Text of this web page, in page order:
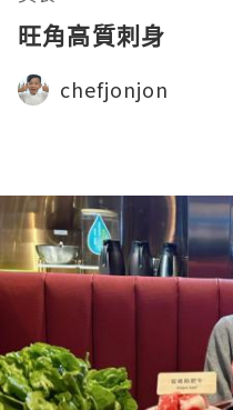
旺角高質刺身
chefjonjon